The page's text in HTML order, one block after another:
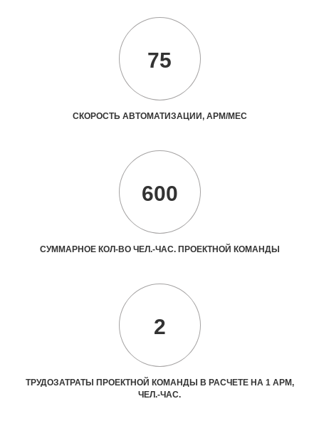
75
СКОРОСТЬ АВТОМАТИЗАЦИИ, АРМ/МЕС
600
СУММАРНОЕ КОЛ-ВО ЧЕЛ.-ЧАС. ПРОЕКТНОЙ КОМАНДЫ
2
ТРУДОЗАТРАТЫ ПРОЕКТНОЙ КОМАНДЫ В РАСЧЕТЕ НА 1 АРМ,
ЧЕЛ.-ЧАС.